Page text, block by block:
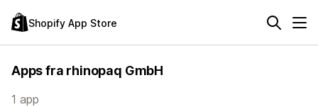
Shopify App Store
Apps fra rhinopaq GmbH
1 app